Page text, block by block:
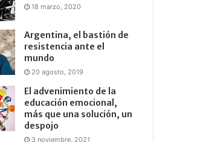
18 marzo, 2020
Argentina, el bastión de
resistencia ante el
mundo
20 agosto, 2019
El advenimiento de la
educación emocional,
más que una solución, un
despojo
3 noviembre, 2021